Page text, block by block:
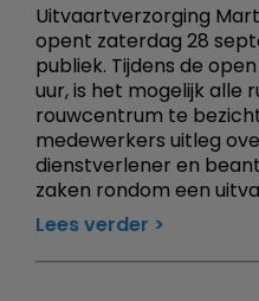
Uitvaartverzorging
opent zaterdag 28
publiek. Tijdens de open
uur, is het mogelijk alle
rouwcentrum te
medewerkers uitleg
dienstverlener en
zaken rondom een
Lees verder